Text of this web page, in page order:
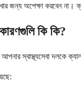
জন্য অপেক্ষা করবেন
কি কি?
স্বাস্থ্যসেবা দলকে